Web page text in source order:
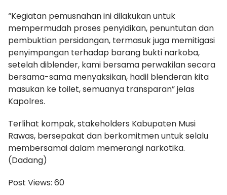
“Kegiatan pemusnahan ini dilakukan untuk
mempermudah proses penyidikan, penuntutan dan
pembuktian persidangan, termasuk juga memitigasi
penyimpangan terhadap barang bukti narkoba,
setelah diblender, kami bersama perwakilan secara
bersama-sama menyaksikan, hadil blenderan kita
masukan ke toilet, semuanya transparan” jelas
Kapolres.
Terlihat kompak, stakeholders Kabupaten Musi
Rawas, bersepakat dan berkomitmen untuk selalu
membersamai dalam memerangi narkotika.
(Dadang)
Post Views: 60